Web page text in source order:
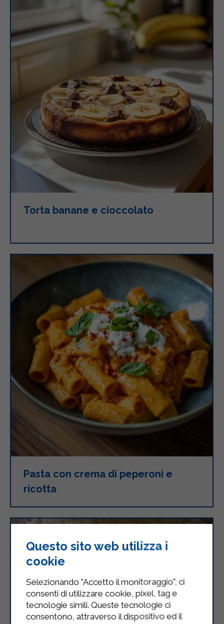
Torta banane e cioccolato
Pasta con crema di peperoni e
ricotta
Questo sito web utilizza i
cookie
Selezionando "Accetto il monitoraggio", ci
consenti di utilizzare cookie, pixel, tag e
tecnologie simili. Queste tecnologie ci
consentono, attraverso il dispositivo ed il